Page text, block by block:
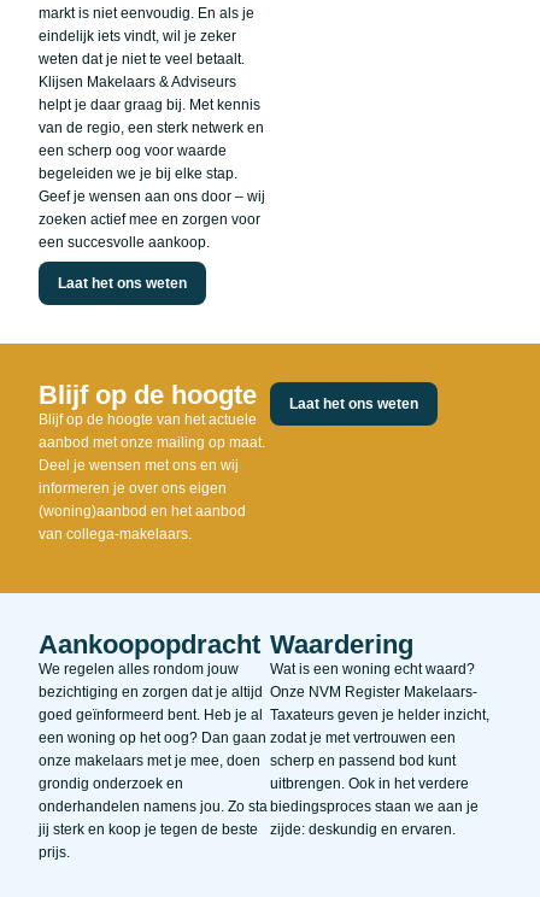
markt is niet eenvoudig. En als je
eindelijk iets vindt, wil je zeker
weten dat je niet te veel betaalt.
Klijsen Makelaars & Adviseurs
helpt je daar graag bij. Met kennis
van de regio, een sterk netwerk en
een scherp oog voor waarde
begeleiden we je bij elke stap.
Geef je wensen aan ons door – wij
zoeken actief mee en zorgen voor
een succesvolle aankoop.
Laat het ons weten
Blijf op de hoogte
Blijf op de hoogte van het actuele
aanbod met onze mailing op maat.
Deel je wensen met ons en wij
informeren je over ons eigen
(woning)aanbod en het aanbod
van collega-makelaars.
Laat het ons weten
Aankoopopdracht
We regelen alles rondom jouw
bezichtiging en zorgen dat je altijd
goed geïnformeerd bent. Heb je al
een woning op het oog? Dan gaan
onze makelaars met je mee, doen
grondig onderzoek en
onderhandelen namens jou. Zo sta
jij sterk en koop je tegen de beste
prijs.
Waardering
Wat is een woning echt waard?
Onze NVM Register Makelaars-
Taxateurs geven je helder inzicht,
zodat je met vertrouwen een
scherp en passend bod kunt
uitbrengen. Ook in het verdere
biedingsproces staan we aan je
zijde: deskundig en ervaren.